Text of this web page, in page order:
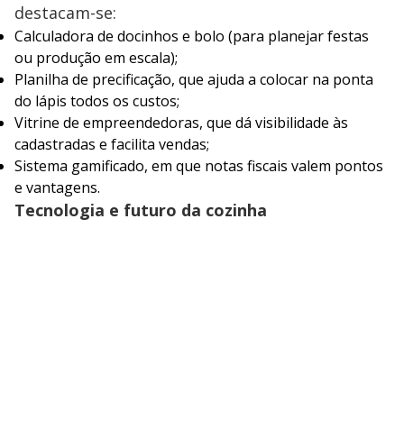
destacam-se:
Calculadora de docinhos e bolo (para planejar festas
ou produção em escala);
Planilha de precificação, que ajuda a colocar na ponta
do lápis todos os custos;
Vitrine de empreendedoras, que dá visibilidade às
cadastradas e facilita vendas;
Sistema gamificado, em que notas fiscais valem pontos
e vantagens.
Tecnologia e futuro da cozinha